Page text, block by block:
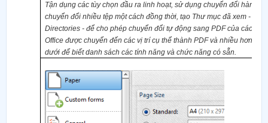
Tận dụng các tùy chọn đầu ra linh hoạt, sử dụng chuyển đổi hàng
chuyển đổi nhiều tệp một cách đồng thời, tạo Thư mục đã xem-
Directories -để cho phép chuyển đổi tự động sang PDF của các tài
Office được chuyển đến các vị trí cụ thể thành PDF và nhiều hơn
dưới để biết danh sách các tính năng và chức năng có sẵn.